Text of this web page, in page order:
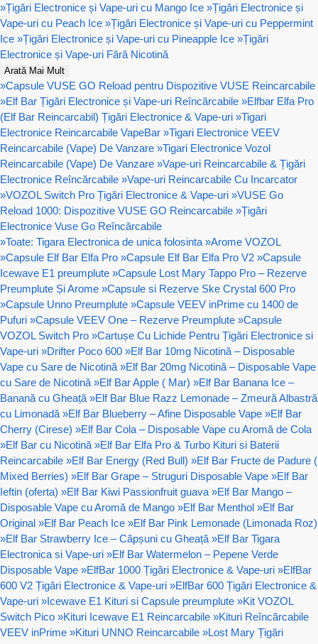
»Țigări Electronice și Vape-uri cu Mango Ice »Țigări Electronice și
Vape-uri cu Peach Ice »Țigări Electronice și Vape-uri cu Peppermint
Ice »Țigări Electronice și Vape-uri cu Pineapple Ice »Țigări
Electronice și Vape-uri Fără Nicotină
Arată Mai Mult
»Capsule VUSE GO Reload pentru Dispozitive VUSE Reincarcabile
»Elf Bar Țigări Electronice și Vape-uri Reîncărcabile »Elfbar Elfa Pro
(Elf Bar Reincarcabil) Țigări Electronice & Vape-uri »Tigari
Electronice Reincarcabile VapeBar »Tigari Electronice VEEV
Reincarcabile (Vape) De Vanzare »Tigari Electronice Vozol
Reincarcabile (Vape) De Vanzare »Vape-uri Reincarcabile & Țigări
Electronice Reîncărcabile »Vape-uri Reincarcabile Cu Incarcator
»VOZOL Switch Pro Țigări Electronice & Vape-uri »VUSE Go
Reload 1000: Dispozitive VUSE GO Reincarcabile »Țigări
Electronice Vuse Go Reîncărcabile
»Toate: Tigara Electronica de unica folosinta »Arome VOZOL
»Capsule Elf Bar Elfa Pro »Capsule Elf Bar Elfa Pro V2 »Capsule
Icewave E1 preumplute »Capsule Lost Mary Tappo Pro – Rezerve
Preumplute Și Arome »Capsule si Rezerve Ske Crystal 600 Pro
»Capsule Unno Preumplute »Capsule VEEV inPrime cu 1400 de
Pufuri »Capsule VEEV One – Rezerve Preumplute »Capsule
VOZOL Switch Pro »Cartușe Cu Lichide Pentru Țigări Electronice si
Vape-uri »Drifter Poco 600 »Elf Bar 10mg Nicotină – Disposable
Vape cu Sare de Nicotină »Elf Bar 20mg Nicotină – Disposable Vape
cu Sare de Nicotină »Elf Bar Apple ( Mar) »Elf Bar Banana Ice –
Banană cu Gheață »Elf Bar Blue Razz Lemonade – Zmeură Albastră
cu Limonadă »Elf Bar Blueberry – Afine Disposable Vape »Elf Bar
Cherry (Cirese) »Elf Bar Cola – Disposable Vape cu Aromă de Cola
»Elf Bar cu Nicotină »Elf Bar Elfa Pro & Turbo Kituri si Baterii
Reincarcabile »Elf Bar Energy (Red Bull) »Elf Bar Fructe de Padure (
Mixed Berries) »Elf Bar Grape – Struguri Disposable Vape »Elf Bar
Ieftin (oferta) »Elf Bar Kiwi Passionfruit guava »Elf Bar Mango –
Disposable Vape cu Aromă de Mango »Elf Bar Menthol »Elf Bar
Original »Elf Bar Peach Ice »Elf Bar Pink Lemonade (Limonada Roz)
»Elf Bar Strawberry Ice – Căpșuni cu Gheață »Elf Bar Tigara
Electronica si Vape-uri »Elf Bar Watermelon – Pepene Verde
Disposable Vape »ElfBar 1000 Țigări Electronice & Vape-uri »ElfBar
600 V2 Țigări Electronice & Vape-uri »ElfBar 600 Țigări Electronice &
Vape-uri »Icewave E1 Kituri si Capsule preumplute »Kit VOZOL
Switch Pico »Kituri Icewave E1 Reincarcabile »Kituri Reîncărcabile
VEEV inPrime »Kituri UNNO Reincarcabile »Lost Mary Țigări